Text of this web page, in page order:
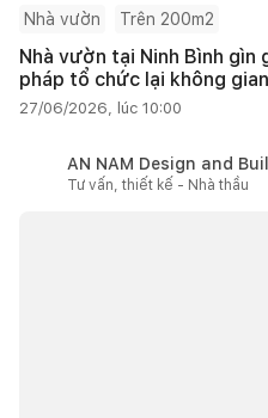
Nhà vườn Trên 200m2
Nhà vườn tại Ninh Bình
pháp tổ chức lại không gian
27/06/2026, lúc 10:00
AN NAM Design and
Tư vấn, thiết kế - Nhà thầu